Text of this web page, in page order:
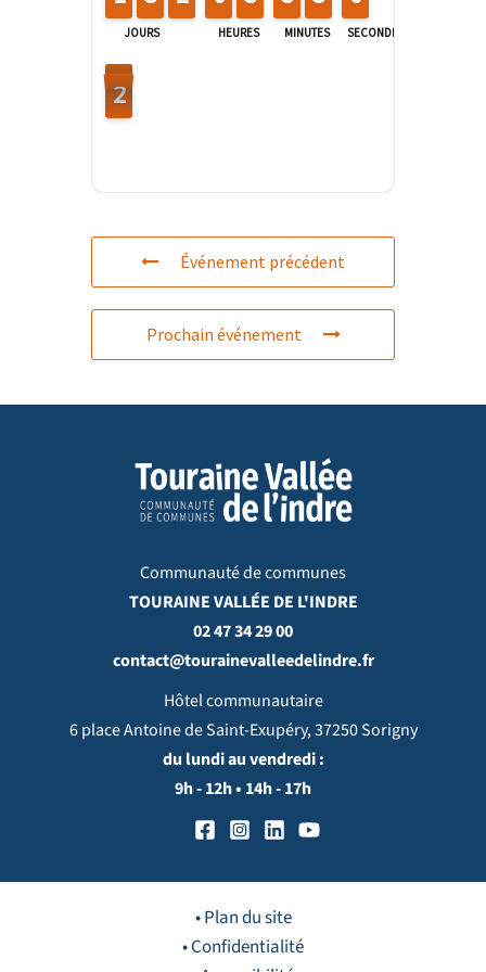
JOURS HEURES MINUTES SECONDES
2
1
1
Événement précédent
Prochain événement
Communauté de communes
TOURAINE VALLÉE DE L'INDRE
02 47 34 29 00
contact@tourainevalleedelindre.fr
Hôtel communautaire
6 place Antoine de Saint-Exupéry, 37250 Sorigny
du lundi au vendredi :
9h - 12h • 14h - 17h
• Plan du site
• Confidentialité